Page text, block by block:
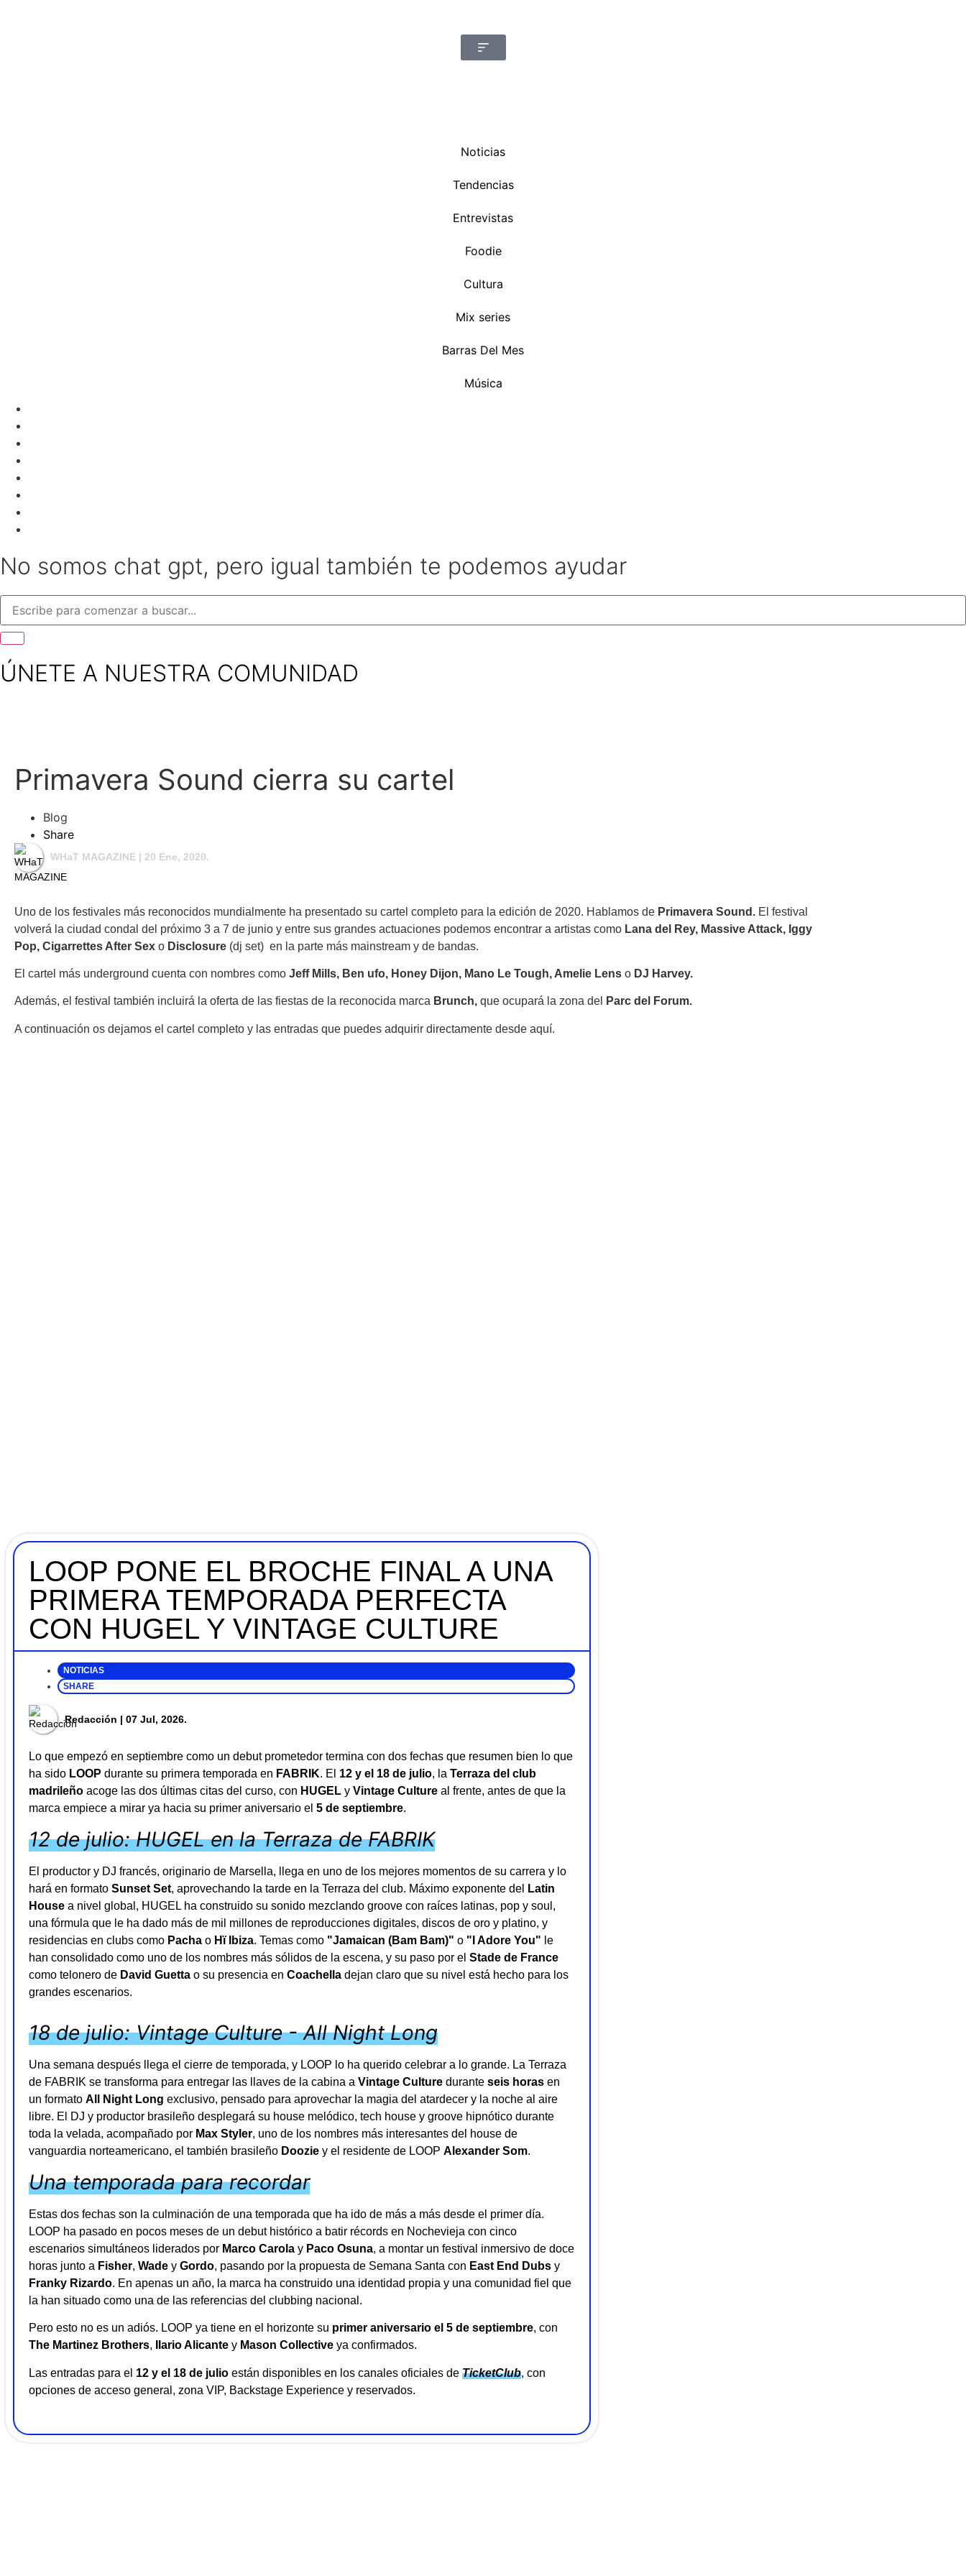
Noticias
Tendencias
Entrevistas
Foodie
Cultura
Mix series
Barras Del Mes
Música
No somos chat gpt, pero igual también te podemos ayudar
ÚNETE A NUESTRA COMUNIDAD
Primavera Sound cierra su cartel
Blog
Share
WHaT MAGAZINE | 20 Ene, 2020.
Uno de los festivales más reconocidos mundialmente ha presentado su cartel completo para la edición de 2020. Hablamos de Primavera Sound. El festival
volverá la ciudad condal del próximo 3 a 7 de junio y entre sus grandes actuaciones podemos encontrar a artistas como Lana del Rey, Massive Attack, Iggy
Pop, Cigarrettes After Sex o Disclosure (dj set) en la parte más mainstream y de bandas.
El cartel más underground cuenta con nombres como Jeff Mills, Ben ufo, Honey Dijon, Mano Le Tough, Amelie Lens o DJ Harvey.
Además, el festival también incluirá la oferta de las fiestas de la reconocida marca Brunch, que ocupará la zona del Parc del Forum.
A continuación os dejamos el cartel completo y las entradas que puedes adquirir directamente desde aquí.
LOOP PONE EL BROCHE FINAL A UNA
PRIMERA TEMPORADA PERFECTA
CON HUGEL Y VINTAGE CULTURE
NOTICIAS
SHARE
Redacción | 07 Jul, 2026.
Lo que empezó en septiembre como un debut prometedor termina con dos fechas que resumen bien lo que
ha sido LOOP durante su primera temporada en FABRIK. El 12 y el 18 de julio, la Terraza del club
madrileño acoge las dos últimas citas del curso, con HUGEL y Vintage Culture al frente, antes de que la
marca empiece a mirar ya hacia su primer aniversario el 5 de septiembre.
12 de julio: HUGEL en la Terraza de FABRIK
El productor y DJ francés, originario de Marsella, llega en uno de los mejores momentos de su carrera y lo
hará en formato Sunset Set, aprovechando la tarde en la Terraza del club. Máximo exponente del
Latin
House a nivel global, HUGEL ha construido su sonido mezclando groove con raíces latinas, pop y soul,
una fórmula que le ha dado más de mil millones de reproducciones digitales, discos de oro y platino, y
residencias en clubs como Pacha o Hï Ibiza. Temas como "Jamaican (Bam Bam)" o "I Adore You" le
han consolidado como uno de los nombres más sólidos de la escena, y su paso por el Stade de France
como telonero de David Guetta o su presencia en Coachella dejan claro que su nivel está hecho para los
grandes escenarios.
18 de julio: Vintage Culture - All Night Long
Una semana después llega el cierre de temporada, y LOOP lo ha querido celebrar a lo grande. La Terraza
de FABRIK se transforma para entregar las llaves de la cabina a Vintage Culture durante seis horas en
un formato All Night Long exclusivo, pensado para aprovechar la magia del atardecer y la noche al aire
libre. El DJ y productor brasileño desplegará su house melódico, tech house y groove hipnótico durante
toda la velada, acompañado por Max Styler, uno de los nombres más interesantes del house de
vanguardia norteamericano, el también brasileño Doozie y el residente de LOOP Alexander Som.
Una temporada para recordar
Estas dos fechas son la culminación de una temporada que ha ido de más a más desde el primer día.
LOOP ha pasado en pocos meses de un debut histórico a batir récords en Nochevieja con cinco
escenarios simultáneos liderados por Marco Carola y Paco Osuna, a montar un festival inmersivo de doce
horas junto a Fisher, Wade y Gordo, pasando por la propuesta de Semana Santa con East End Dubs y
Franky Rizardo. En apenas un año, la marca ha construido una identidad propia y una comunidad fiel que
la han situado como una de las referencias del clubbing nacional.
Pero esto no es un adiós. LOOP ya tiene en el horizonte su primer aniversario el 5 de septiembre, con
The Martinez Brothers, Ilario Alicante y Mason Collective ya confirmados.
Las entradas para el 12 y el 18 de julio están disponibles en los canales oficiales de TicketClub, con
opciones de acceso general, zona VIP, Backstage Experience y reservados.